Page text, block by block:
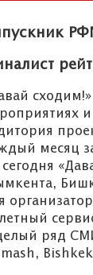
месяц
сегодня
ряд